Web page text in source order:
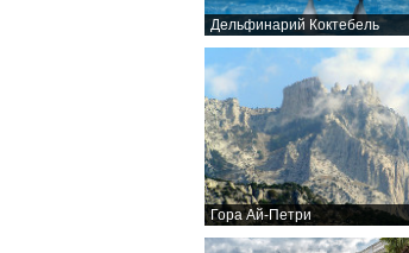
Дельфинарий Коктебель
Гора Ай-Петри